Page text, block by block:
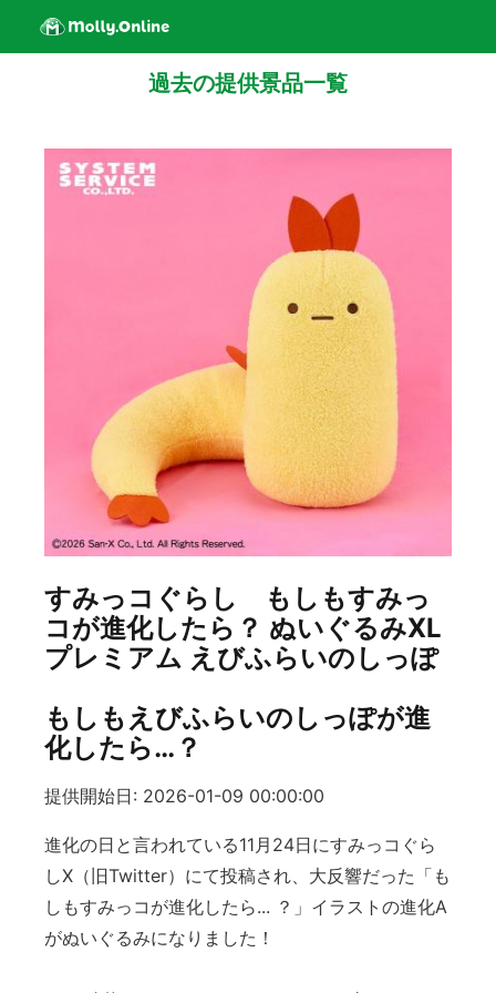
過去の提供景品一覧
すみっコぐらし もしもすみっ
コが進化したら？ ぬいぐるみXL
プレミアム えびふらいのしっぽ
もしもえびふらいのしっぽが進
化したら…？
提供開始日: 2026-01-09 00:00:00
進化の日と言われている11月24日にすみっコぐら
しX（旧Twitter）にて投稿され、大反響だった「も
しもすみっコが進化したら... ？」イラストの進化A
がぬいぐるみになりました！